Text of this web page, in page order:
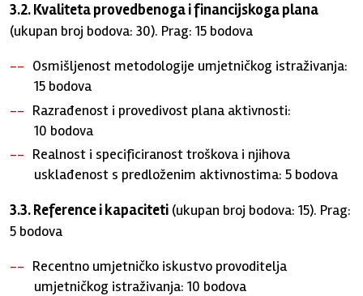
3.2. Kvaliteta provedbenoga i financijskoga plana
(ukupan broj bodova: 30). Prag: 15 bodova
Osmišljenost metodologije umjetničkog istraživanja:
15 bodova
​Razrađenost i provedivost plana aktivnosti:
10 bodova
Realnost i specificiranost troškova i njihova
usklađenost s predloženim aktivnostima: 5 bodova
3.3. Reference i kapaciteti (ukupan broj bodova: 15). Prag:
5 bodova
Recentno umjetničko iskustvo provoditelja
umjetničkog istraživanja: 10 bodova